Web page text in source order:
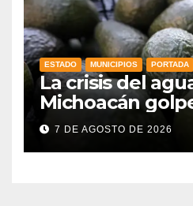
ESTADO MUNICIPIOS PORTADA
La crisis del
Michoacán
productores de
7 DE AGOSTO DE 2026